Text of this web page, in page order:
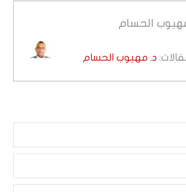
الحسام
د. مهيوب الحسام